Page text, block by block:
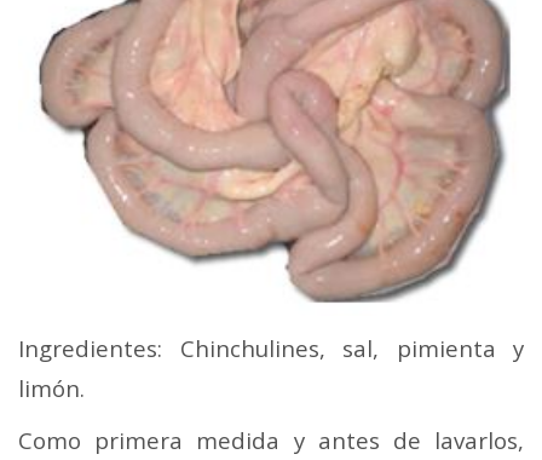
Ingredientes: Chinchulines, sal, pimienta y
limón.
Como primera medida y antes de lavarlos,